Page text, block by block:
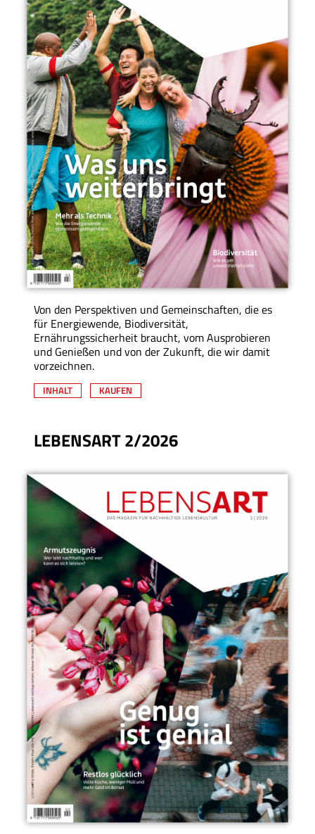
Von den Perspektiven und Gemeinschaften, die es
für Energiewende, Biodiversität,
Ernährungssicherheit braucht, vom Ausprobieren
und Genießen und von der Zukunft, die wir damit
vorzeichnen.
INHALT KAUFEN
LEBENSART 2/2026